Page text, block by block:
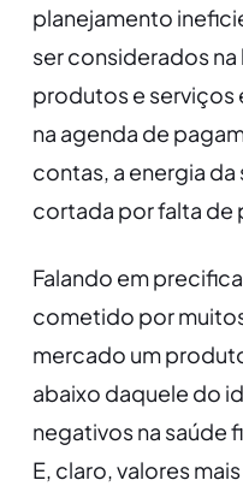
planejamento
ser considerados
produtos e serviços
na agenda de
contas, a energia
cortada por falta de
Falando em
cometido por
mercado um
abaixo daquele do
negativos na saúde
E, claro, valores